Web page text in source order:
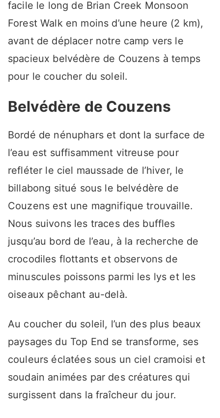
facile le long de Brian Creek Monsoon
Forest Walk en moins d’une heure (2 km),
avant de déplacer notre camp vers le
spacieux belvédère de Couzens à temps
pour le coucher du soleil.
Belvédère de Couzens
Bordé de nénuphars et dont la surface de
l’eau est suffisamment vitreuse pour
refléter le ciel maussade de l’hiver, le
billabong situé sous le belvédère de
Couzens est une magnifique trouvaille.
Nous suivons les traces des buffles
jusqu’au bord de l’eau, à la recherche de
crocodiles flottants et observons de
minuscules poissons parmi les lys et les
oiseaux pêchant au-delà.
Au coucher du soleil, l’un des plus beaux
paysages du Top End se transforme, ses
couleurs éclatées sous un ciel cramoisi et
soudain animées par des créatures qui
surgissent dans la fraîcheur du jour.